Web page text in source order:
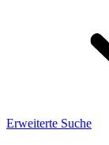
Erweiterte Suche